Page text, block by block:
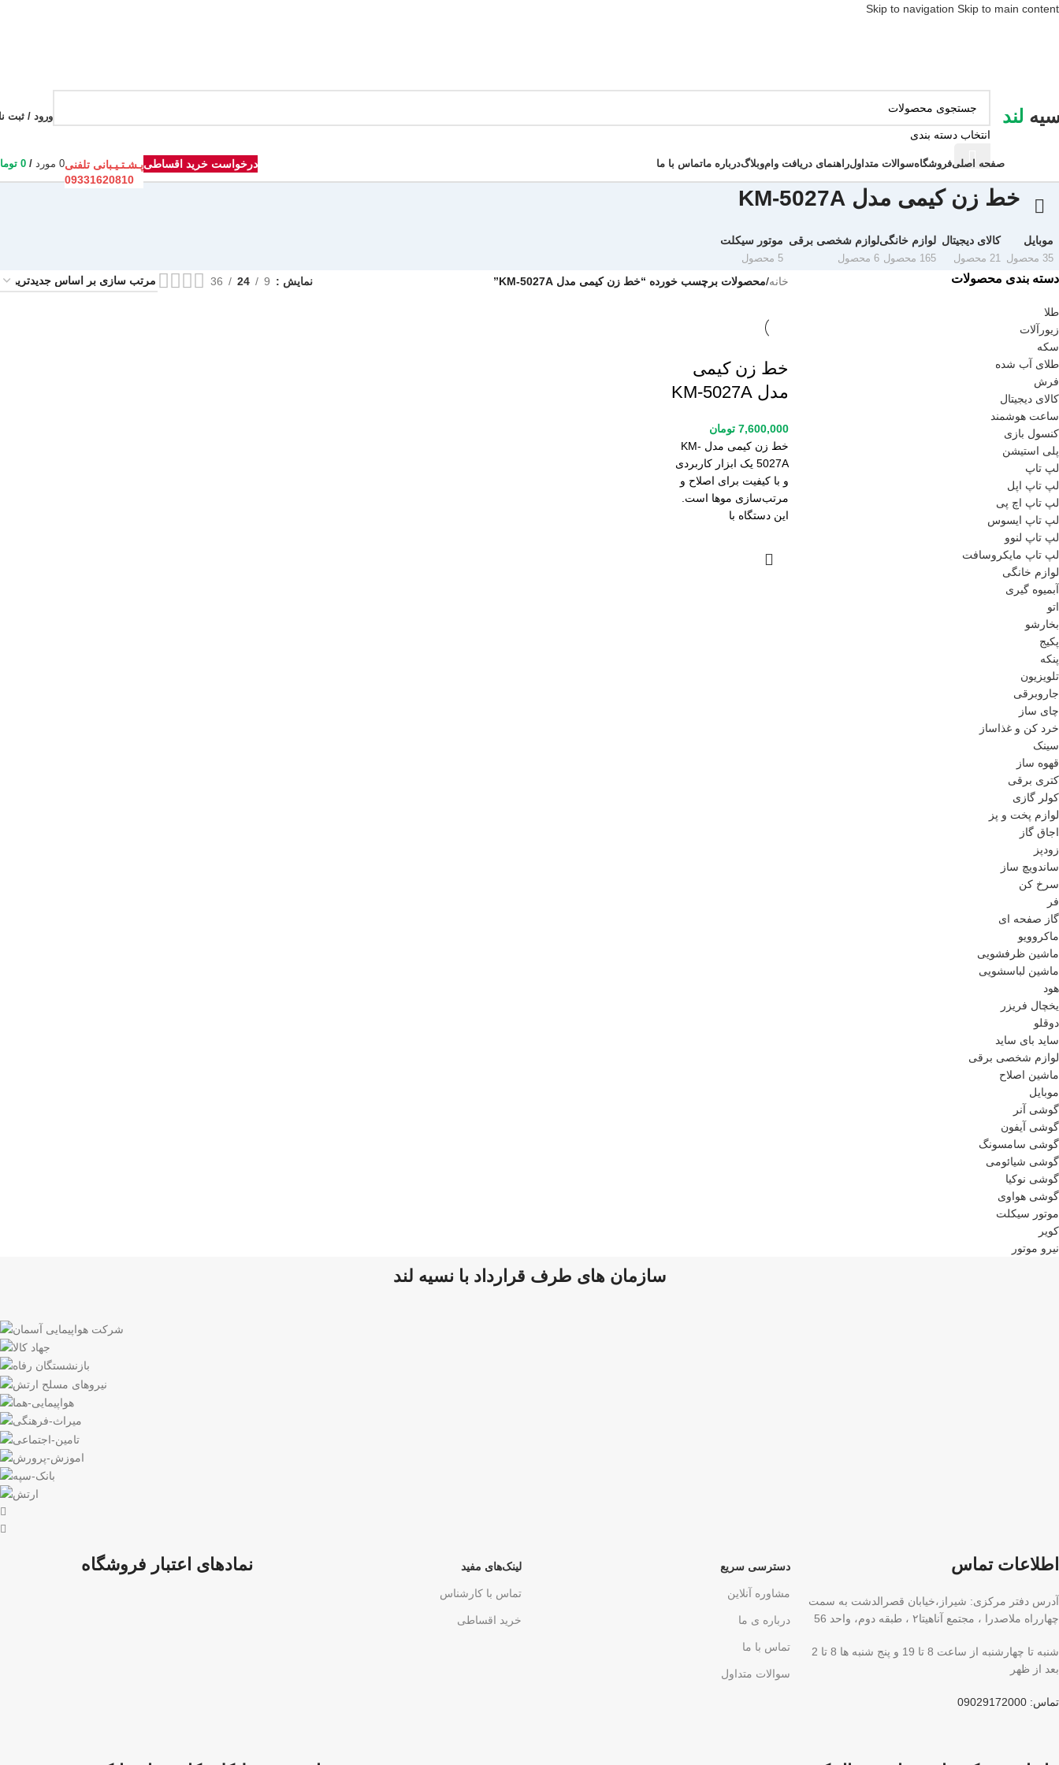
Skip to navigation Skip to main content
لند
انتخاب دسته بندی
ورود / ثبت
صفحه اصلیفروشگاهسوالات متداولراهنمای دریافت واموبلاگدرباره ماتماس با ما درخواست خرید اقساطیپـشـتـیـبانی تلفنی
09331620810
0 مورد /
0
خط زن کیمی مدل KM-5027A
موبایل
35 محصول
کالای دیجیتال
21 محصول
لوازم خانگی
165 محصول
لوازم شخصی برقی
6 محصول
موتور سیکلت
5 محصول
دسته بندی محصولات
طلا
زیورآلات
سکه
طلای آب شده
فرش
کالای دیجیتال
ساعت هوشمند
کنسول بازی
پلی استیشن
لپ تاپ
لپ تاپ اپل
لپ تاپ اچ پی
لپ تاپ ایسوس
لپ تاپ لنوو
لپ تاپ مایکروسافت
لوازم خانگی
آبمیوه گیری
اتو
بخارشو
پکیج
پنکه
تلویزیون
جاروبرقی
چای ساز
خرد کن و غذاساز
سینک
قهوه ساز
کتری برقی
کولر گازی
لوازم پخت و پز
اجاق گاز
زودپز
ساندویچ ساز
سرخ کن
فر
گاز صفحه ای
ماکروویو
ماشین ظرفشویی
ماشین لباسشویی
هود
یخچال فریزر
دوقلو
ساید بای ساید
لوازم شخصی برقی
ماشین اصلاح
موبایل
گوشی آنر
گوشی آیفون
گوشی سامسونگ
گوشی شیائومی
گوشی نوکیا
گوشی هواوی
موتور سیکلت
کویر
نیرو موتور
خانه/محصولات برچسب خورده “خط زن کیمی مدل KM-5027A” نمایش 9
24
36
خط زن کیمی
مدل KM-5027A
7,600,000 تومان
خط زن کیمی مدل KM-
5027A یک ابزار کاربردی
و با کیفیت برای اصلاح و
مرتب‌سازی موها است.
این دستگاه با
سازمان های طرف قرارداد با نسیه لند
اطلاعات تماس
آدرس دفتر مرکزی: شیراز،خیابان قصرالدشت به سمت
چهارراه ملاصدرا ، مجتمع آناهیتا۲ ، طبقه دوم، واحد 56
شنبه تا چهارشنبه از ساعت 8 تا 19 و پنج شنبه ها 8 تا 2
بعد از ظهر
تماس: 09029172000
دسترسی سریع
مشاوره آنلاین
درباره ی ما
تماس با ما
سوالات متداول
لینک‌های مفید
تماس با کارشناس
خرید اقساطی
نمادهای اعتبار فروشگاه